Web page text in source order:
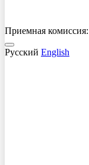
Приемная комиссия:
Русский English